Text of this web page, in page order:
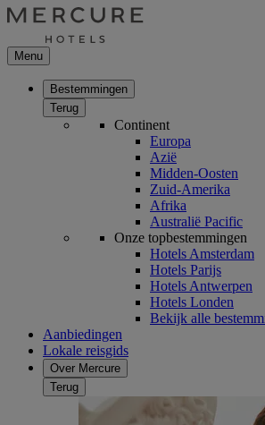
Menu
Bestemmingen
Terug
Continent
Europa
Azië
Midden-Oosten
Zuid-Amerika
Afrika
Australië Pacific
Onze topbestemmingen
Hotels Amsterdam
Hotels Parijs
Hotels Antwerpen
Hotels Londen
Bekijk alle
Aanbiedingen
Lokale reisgids
Over Mercure
Terug